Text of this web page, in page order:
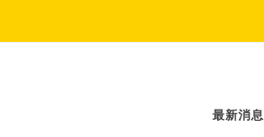
最新消息